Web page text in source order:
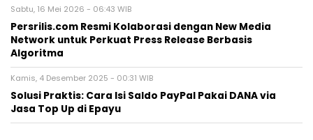
Sabtu, 16 Mei 2026 - 06:43 WIB
Persrilis.com Resmi Kolaborasi dengan New Media
Network untuk Perkuat Press Release Berbasis
Algoritma
Kamis, 4 Desember 2025 - 00:31 WIB
Solusi Praktis: Cara Isi Saldo PayPal Pakai DANA via
Jasa Top Up di Epayu